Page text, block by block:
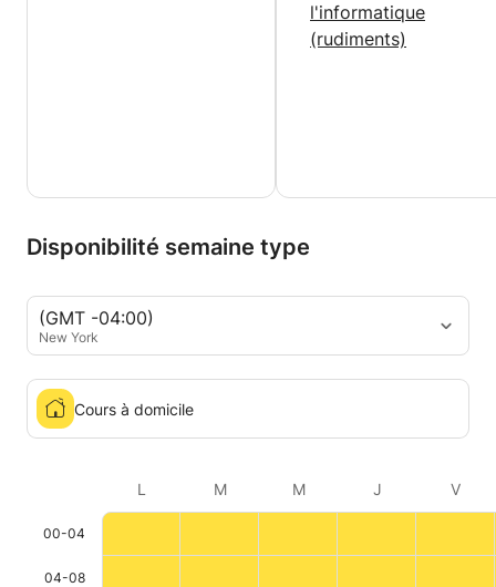
l'informatique
(rudiments)
Disponibilité semaine type
(GMT -04:00)
New York
Cours à domicile
L M M J V
00-04
04-08